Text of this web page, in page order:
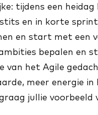
tijdens een
en in korte
en start met een
bepalen en
van het Agile
meer energie
jullie voorbeeld